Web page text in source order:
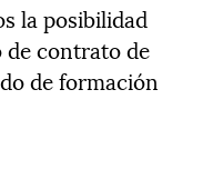
la posibilidad
de contrato de
de formación